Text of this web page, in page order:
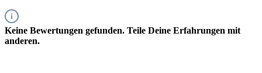
Keine Bewertungen gefunden. Teile Deine Erfahrungen mit
anderen.